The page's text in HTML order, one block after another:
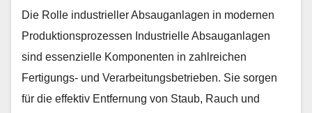
Die Rolle industrieller Absauganlagen in modernen
Produktionsprozessen Industrielle Absauganlagen
sind essenzielle Komponenten in zahlreichen
Fertigungs- und Verarbeitungsbetrieben. Sie sorgen
für die effektiv Entfernung von Staub, Rauch und